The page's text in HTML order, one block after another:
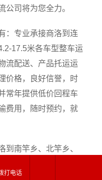
公司将为您全力。
：专业承接商洛到连
17.5米各车型整车运
流配送、产品托运运
价格，良好信誉，时
常年提供低价回程车
费用，随时预约，就
到南竿乡、北竿乡、
打电话